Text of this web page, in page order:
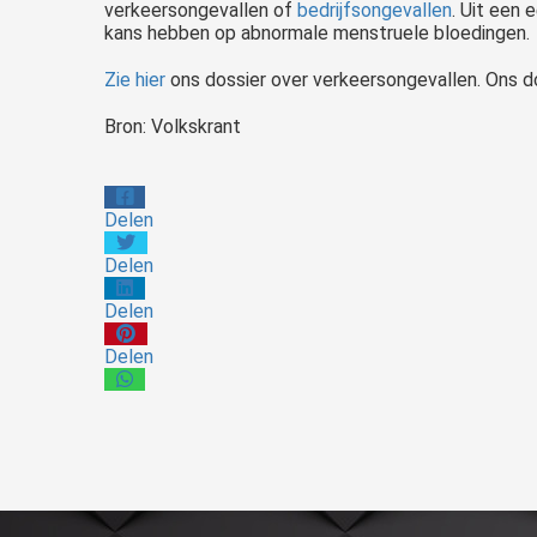
verkeersongevallen of bedrijfsongevallen. Uit een
kans hebben op abnormale menstruele bloedingen.
Zie hier ons dossier over verkeersongevallen. Ons
Bron: Volkskrant
Delen
Delen
Delen
Delen